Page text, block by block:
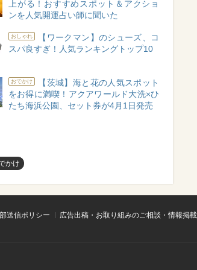
上がる！おすすめスポット＆アクショ
ンを人気開運占い師に聞いた
おしゃれ
【ワークマン】のシューズ、コ
スパ良すぎ！人気ランキングトップ10
おでかけ
【茨城】海と花の人気スポット
をお得に満喫！アクアワールド大洗×ひ
たち海浜公園、セット券が4月1日発売
かけ
送信ポリシー
広告出稿・お取り組みのご相談・情報掲